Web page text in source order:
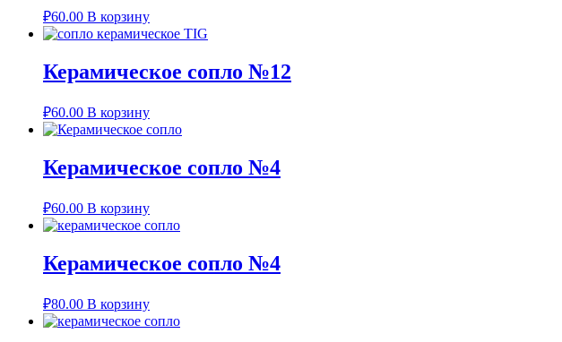
₽60.00 В корзину
Керамическое сопло №12
₽60.00 В корзину
Керамическое сопло №4
₽60.00 В корзину
Керамическое сопло №4
₽80.00 В корзину